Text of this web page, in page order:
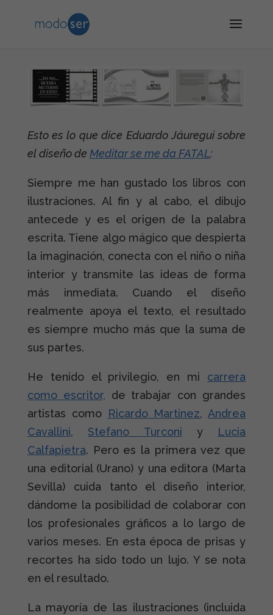
Esto es lo que dice Eduardo Jáuregui sobre
el diseño de Meditar se me da FATAL:
Siempre me han gustado los libros con
ilustraciones. Al fin y al cabo, el dibujo
antecede y es el origen de la palabra
escrita. Tiene algo mágico que despierta
la imaginación, conecta con el niño o niña
interior y transmite las ideas de forma
más inmediata. Cuando el diseño
realmente apoya el texto, el resultado
es siempre mucho más que la suma de
sus partes.
He tenido el privilegio, en mi carrera
como escritor, de trabajar con grandes
artistas como Ricardo Martinez,Andrea
Cavallini, Stefano Turconi y Lucia
Calfapietra. Pero es la primera vez que
una editorial (Urano) y una editora (Marta
Sevilla) cuida tanto el diseño interior,
dándome la posibilidad de colaborar con
los profesionales gráficos a lo largo de
varios meses. En esta época de prisas y
recortes ha sido todo un lujo. Y se nota
en el resultado.
La mayoría de las ilustraciones (incluida